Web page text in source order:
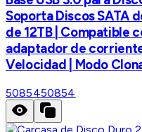
Soporta Discos SATA
de 12TB | Compatible
adaptador de corriente
Velocidad | Modo
5085450854